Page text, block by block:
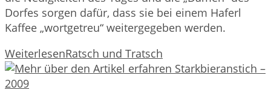
Dorfes sorgen dafür, dass sie bei einem Haferl
Kaffee „wortgetreu“ weitergegeben werden.
WeiterlesenRatsch und Tratsch